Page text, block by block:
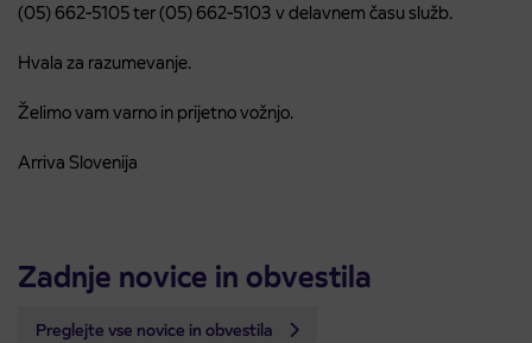
(05) 662-5105 ter (05) 662-5103 v delavnem času služb.
Hvala za razumevanje.
Želimo vam varno in prijetno vožnjo.
Arriva Slovenija
Zadnje novice in obvestila
Preglejte vse novice in obvestila